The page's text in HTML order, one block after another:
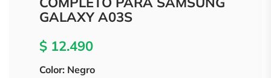
GALAXY A03S
$ 12.490
Color: Negro